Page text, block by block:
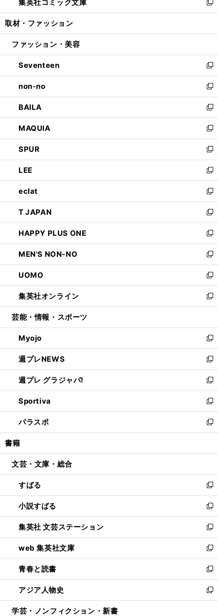
く
で
開
ド
ウ
開
ィ
ン
ウ
開
く
い
ウ
ン
ウ
で
開
く
集英社コミック文庫
新
し
ウ
ン
ド
ウ
で
開
く
取材・ファッション
ファッション・美容
Seventeen
新
し
い
ウ
ィ
ン
ド
ウ
で
開
く
non-no
新
し
い
ウ
ィ
ン
ド
ウ
で
開
く
BAILA
新
し
い
ウ
ィ
ン
ド
ウ
で
開
く
MAQUIA
新
し
い
ウ
ィ
ン
ド
ウ
で
開
く
SPUR
新
し
い
ウ
ィ
ン
ド
ウ
で
開
く
LEE
新
し
い
ウ
ィ
ン
ド
ウ
で
開
く
eclat
新
し
い
ウ
ィ
ン
ド
ウ
で
開
く
T JAPAN
新
し
い
ウ
ィ
ン
ド
ウ
で
開
HAPPY PLUS ONE
新
し
い
ウ
ィ
ン
ド
ウ
開
く
MEN'S NON-NO
新
し
い
ウ
ィ
ン
ウ
で
開
く
UOMO
新
し
い
ウ
ン
ド
ウ
で
開
く
集英社オンライン
新
し
ウ
ィ
ン
ド
ウ
で
開
く
芸能・情報・スポーツ
Myojo
新
し
い
ウ
ィ
ン
ド
ウ
で
開
週プレNEWS
新
し
い
ウ
ィ
ン
ド
ウ
開
週プレ グラジャパ!
新
し
い
ウ
ィ
ン
ウ
開
く
Sportiva
新
し
い
ウ
ン
ウ
で
開
く
パラスポ
新
し
ウ
ン
ド
ウ
で
開
く
書籍
文芸・文庫・総合
すばる
新
し
い
ウ
ィ
ン
ド
ウ
で
開
く
小説すばる
新
し
い
ウ
ィ
ン
ド
ウ
で
開
集英社 文芸ステーション
新
し
い
ウ
ィ
ン
ド
ウ
web 集英社文庫
新
し
い
ウ
ィ
ン
青春と読書
新
し
い
ウ
アジア人物史
新
し
学芸・ノンフィクション・新書